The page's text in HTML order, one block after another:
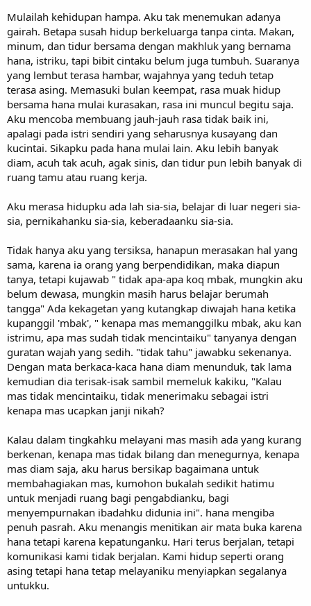
Mulailah kehidupan hampa. Aku tak menemukan adanya
gairah. Betapa susah hidup berkeluarga tanpa cinta. Makan,
minum, dan tidur bersama dengan makhluk yang bernama
hana, istriku, tapi bibit cintaku belum juga tumbuh. Suaranya
yang lembut terasa hambar, wajahnya yang teduh tetap
terasa asing. Memasuki bulan keempat, rasa muak hidup
bersama hana mulai kurasakan, rasa ini muncul begitu saja.
Aku mencoba membuang jauh-jauh rasa tidak baik ini,
apalagi pada istri sendiri yang seharusnya kusayang dan
kucintai. Sikapku pada hana mulai lain. Aku lebih banyak
diam, acuh tak acuh, agak sinis, dan tidur pun lebih banyak di
ruang tamu atau ruang kerja.
Aku merasa hidupku ada lah sia-sia, belajar di luar negeri sia-
sia, pernikahanku sia-sia, keberadaanku sia-sia.
Tidak hanya aku yang tersiksa, hanapun merasakan hal yang
sama, karena ia orang yang berpendidikan, maka diapun
tanya, tetapi kujawab " tidak apa-apa koq mbak, mungkin aku
belum dewasa, mungkin masih harus belajar berumah
tangga" Ada kekagetan yang kutangkap diwajah hana ketika
kupanggil 'mbak', " kenapa mas memanggilku mbak, aku kan
istrimu, apa mas sudah tidak mencintaiku" tanyanya dengan
guratan wajah yang sedih. "tidak tahu" jawabku sekenanya.
Dengan mata berkaca-kaca hana diam menunduk, tak lama
kemudian dia terisak-isak sambil memeluk kakiku, "Kalau
mas tidak mencintaiku, tidak menerimaku sebagai istri
kenapa mas ucapkan janji nikah?
Kalau dalam tingkahku melayani mas masih ada yang kurang
berkenan, kenapa mas tidak bilang dan menegurnya, kenapa
mas diam saja, aku harus bersikap bagaimana untuk
membahagiakan mas, kumohon bukalah sedikit hatimu
untuk menjadi ruang bagi pengabdianku, bagi
menyempurnakan ibadahku didunia ini". hana mengiba
penuh pasrah. Aku menangis menitikan air mata buka karena
hana tetapi karena kepatunganku. Hari terus berjalan, tetapi
komunikasi kami tidak berjalan. Kami hidup seperti orang
asing tetapi hana tetap melayaniku menyiapkan segalanya
untukku.